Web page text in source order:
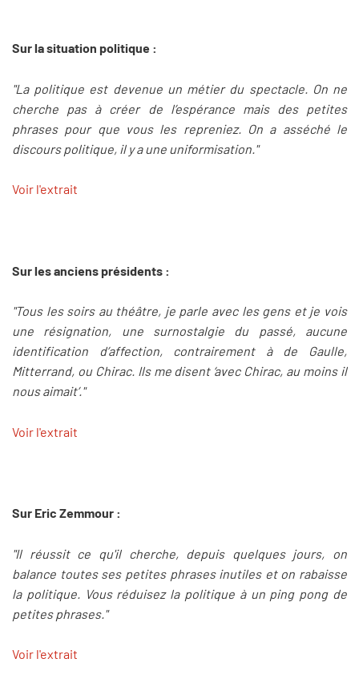
Sur la situation politique :
"La politique est devenue un métier du spectacle. On ne
cherche pas à créer de l’espérance mais des petites
phrases pour que vous les repreniez. On a asséché le
discours politique, il y a une uniformisation."
Voir l'extrait
Sur les anciens présidents :
"Tous les soirs au théâtre, je parle avec les gens et je vois
une résignation, une surnostalgie du passé, aucune
identification d’affection, contrairement à de Gaulle,
Mitterrand, ou Chirac. Ils me disent ‘avec Chirac, au moins il
nous aimait’."
Voir l'extrait
Sur Eric Zemmour :
"Il réussit ce qu'il cherche, depuis quelques jours, on
balance toutes ses petites phrases inutiles et on rabaisse
la politique. Vous réduisez la politique à un ping pong de
petites phrases."
Voir l'extrait